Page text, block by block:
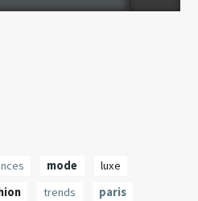
mode
luxe
trends paris